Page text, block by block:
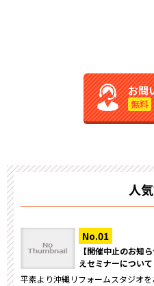
お問
無料
人
【開催中止のお知
えセミナーについて
平素より沖縄リフォームスタジオ